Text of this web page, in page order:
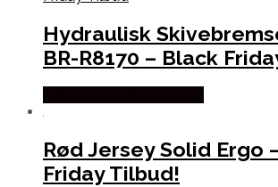
Hydraulisk
BR-R8170 – Black
Rød Jersey Solid Ergo
Friday Tilbud!